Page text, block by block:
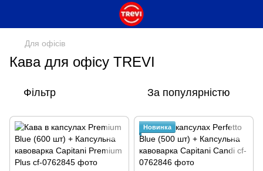
Для офісів
Кава для офісу TREVI
Фільтр За популярністю
Новинка